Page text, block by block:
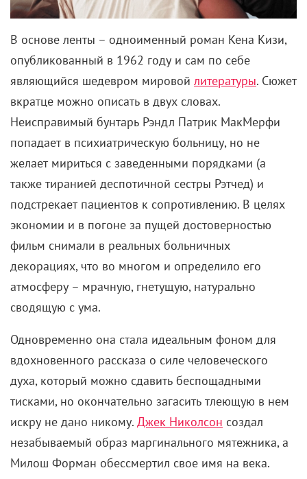
В основе ленты – одноименный роман Кена Кизи,
опубликованный в 1962 году и сам по себе
являющийся шедевром мировой литературы. Сюжет
вкратце можно описать в двух словах.
Неисправимый бунтарь Рэндл Патрик МакМерфи
попадает в психиатрическую больницу, но не
желает мириться с заведенными порядками (а
также тиранией деспотичной сестры Рэтчед) и
подстрекает пациентов к сопротивлению. В целях
экономии и в погоне за пущей достоверностью
фильм снимали в реальных больничных
декорациях, что во многом и определило его
атмосферу – мрачную, гнетущую, натурально
сводящую с ума.
Одновременно она стала идеальным фоном для
вдохновенного рассказа о силе человеческого
духа, который можно сдавить беспощадными
тисками, но окончательно загасить тлеющую в нем
искру не дано никому. Джек Николсон создал
незабываемый образ маргинального мятежника, а
Милош Форман обессмертил свое имя на века.